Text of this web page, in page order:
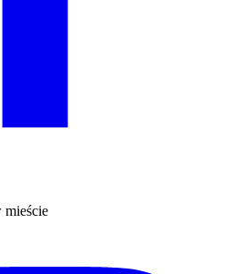
mieście